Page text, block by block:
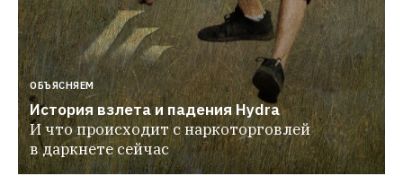
ОБЪЯСНЯЕМ
История взлета и падения Hydra
И что происходит с наркоторговлей
в даркнете сейчас